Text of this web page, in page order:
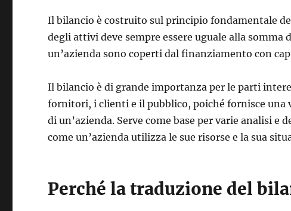
Il bilancio è costruito sul principio fondamentale
degli attivi deve sempre essere uguale alla
un’azienda sono coperti dal finanziamento con
Il bilancio è di grande importanza per le parti
fornitori, i clienti e il pubblico, poiché fornisce
di un’azienda. Serve come base per varie analisi
come un’azienda utilizza le sue risorse e la sua
Perché la traduzione del